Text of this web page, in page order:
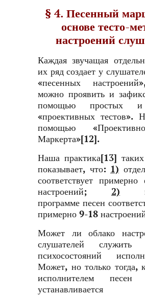
§ 4. Песенный
основе тесто-
настроений
Каждая звучащая
их ряд создает у
«песенных
можно проявить и
помощью простых и
«проективных тестов».
помощью
Маркерта»[12].
Наша практика[13]
показывает, что: 1)
соответствует
настроений; 2)
программе песен
примерно 9-18
Может ли облако
слушателей служить
психосостояний
Может, но только тогда,
исполнителем
устанавливается